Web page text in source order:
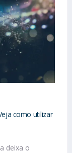
como utilizar
deixa o